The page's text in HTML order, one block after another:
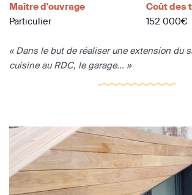
Maître d'ouvrage
Particulier
Coût des
152 000€
« Dans le but de réaliser une extension du
cuisine au RDC, le garage... »